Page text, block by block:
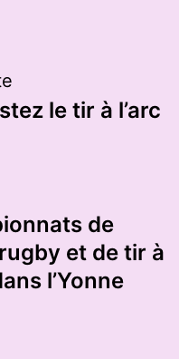
le tir à l’arc
de
et de tir à
l’Yonne